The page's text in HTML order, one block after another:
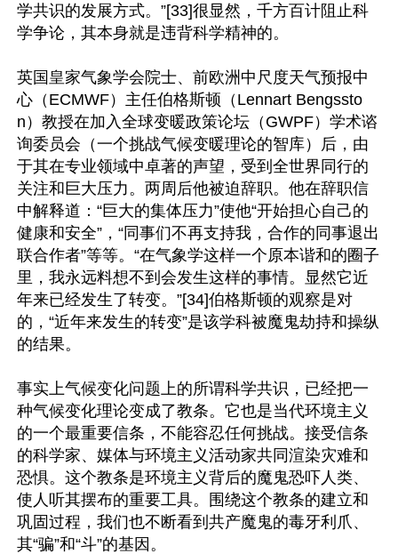
学共识的发展方式。”[33]很显然，千方百计阻止科
学争论，其本身就是违背科学精神的。
英国皇家气象学会院士、前欧洲中尺度天气预报中
心（ECMWF）主任伯格斯顿（Lennart Bengssto
n）教授在加入全球变暖政策论坛（GWPF）学术谘
询委员会（一个挑战气候变暖理论的智库）后，由
于其在专业领域中卓著的声望，受到全世界同行的
关注和巨大压力。两周后他被迫辞职。他在辞职信
中解释道：“巨大的集体压力”使他“开始担心自己的
健康和安全”，“同事们不再支持我，合作的同事退出
联合作者”等等。“在气象学这样一个原本谐和的圈子
里，我永远料想不到会发生这样的事情。显然它近
年来已经发生了转变。”[34]伯格斯顿的观察是对
的，“近年来发生的转变”是该学科被魔鬼劫持和操纵
的结果。
事实上气候变化问题上的所谓科学共识，已经把一
种气候变化理论变成了教条。它也是当代环境主义
的一个最重要信条，不能容忍任何挑战。接受信条
的科学家、媒体与环境主义活动家共同渲染灾难和
恐惧。这个教条是环境主义背后的魔鬼恐吓人类、
使人听其摆布的重要工具。围绕这个教条的建立和
巩固过程，我们也不断看到共产魔鬼的毒牙利爪、
其“骗”和“斗”的基因。